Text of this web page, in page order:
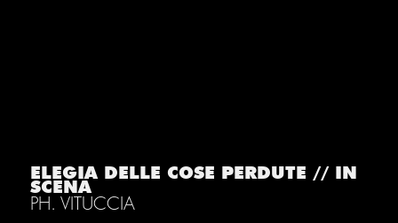
ELEGIA DELLE COSE PERDUTE // IN
SCENA
PH. VITUCCIA